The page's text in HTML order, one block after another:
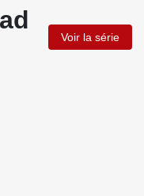
Voir la série